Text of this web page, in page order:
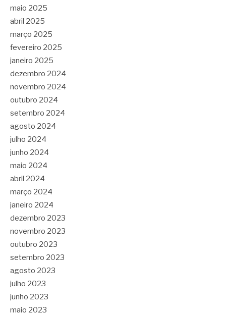
maio 2025
abril 2025
março 2025
fevereiro 2025
janeiro 2025
dezembro 2024
novembro 2024
outubro 2024
setembro 2024
agosto 2024
julho 2024
junho 2024
maio 2024
abril 2024
março 2024
janeiro 2024
dezembro 2023
novembro 2023
outubro 2023
setembro 2023
agosto 2023
julho 2023
junho 2023
maio 2023